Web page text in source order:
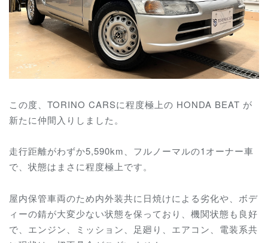
この度、TORINO CARSに程度極上の HONDA BEAT が
新たに仲間入りしました。
走行距離がわずか5,590km、フルノーマルの1オーナー車
で、 状態はまさに程度極上です。
屋内保管車両のため内外装共に日焼けによる劣化や、ボデ
ィーの錆が大変少ない状態を保っており、 機関状態も良好
で、エンジン、ミッション、足廻り、エアコン、電装系共